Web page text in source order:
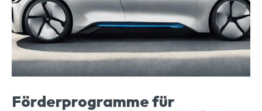
Förderprogramme für